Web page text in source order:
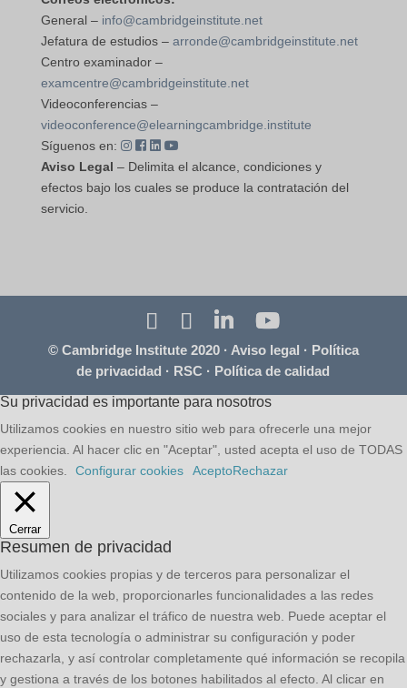
General – info@cambridgeinstitute.net
Jefatura de estudios – arronde@cambridgeinstitute.net
Centro examinador –
examcentre@cambridgeinstitute.net
Videoconferencias –
videoconference@elearningcambridge.institute
Síguenos en:
Aviso Legal – Delimita el alcance, condiciones y
efectos bajo los cuales se produce la contratación del
servicio.
© Cambridge Institute 2020 · Aviso legal · Política
de privacidad · RSC · Política de calidad
Su privacidad es importante para nosotros
Utilizamos cookies en nuestro sitio web para ofrecerle una mejor
experiencia. Al hacer clic en "Aceptar", usted acepta el uso de TODAS
las cookies.
Configurar cookies AceptoRechazar
Cerrar
Resumen de privacidad
Utilizamos cookies propias y de terceros para personalizar el
contenido de la web, proporcionarles funcionalidades a las redes
sociales y para analizar el tráfico de nuestra web. Puede aceptar el
uso de esta tecnología o administrar su configuración y poder
rechazarla, y así controlar completamente qué información se recopila
y gestiona a través de los botones habilitados al efecto. Al clicar en